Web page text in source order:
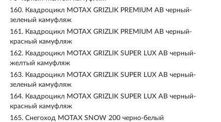
160. Квадроцикл MOTAX GRIZLIK PREMIUM AB черный-
зеленый камуфляж
161. Квадроцикл MOTAX GRIZLIK PREMIUM AB черный-
красный камуфляж
162. Квадроцикл MOTAX GRIZLIK SUPER LUX AB черный-
желтый камуфляж
163. Квадроцикл MOTAX GRIZLIK SUPER LUX AB черный-
зеленый камуфляж
164. Квадроцикл MOTAX GRIZLIK SUPER LUX AB черный-
красный камуфляж
165. Снегоход MOTAX SNOW 200 черно-белый